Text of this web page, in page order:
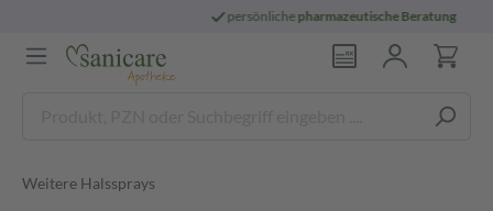
persönlichepharmazeutische Beratung
Weitere Halssprays